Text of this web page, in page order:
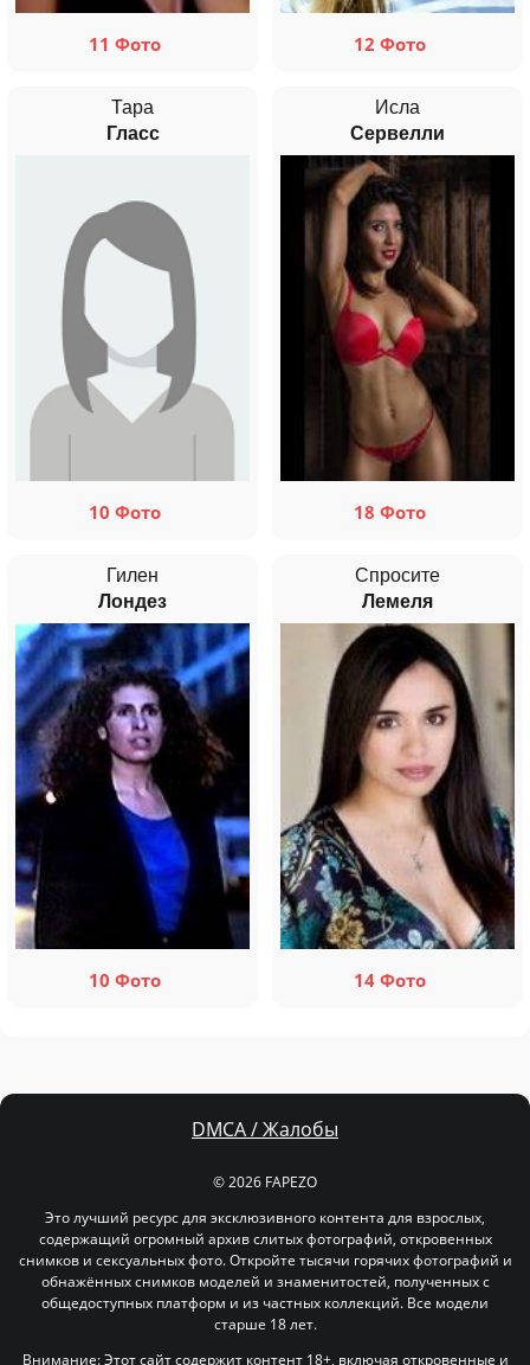
11 Фото 12 Фото
Тара
Гласс
10 Фото
Исла
Сервелли
18 Фото
Гилен
Лондез
10 Фото
Спросите
Лемеля
14 Фото
DMCA / Жалобы
© 2026 FAPEZO
Это лучший ресурс для эксклюзивного контента для взрослых,
содержащий огромный архив слитых фотографий, откровенных
снимков и сексуальных фото. Откройте тысячи горячих фотографий и
обнажённых снимков моделей и знаменитостей, полученных с
общедоступных платформ и из частных коллекций. Все модели
старше 18 лет.
Внимание: Этот сайт содержит контент 18+, включая откровенные и